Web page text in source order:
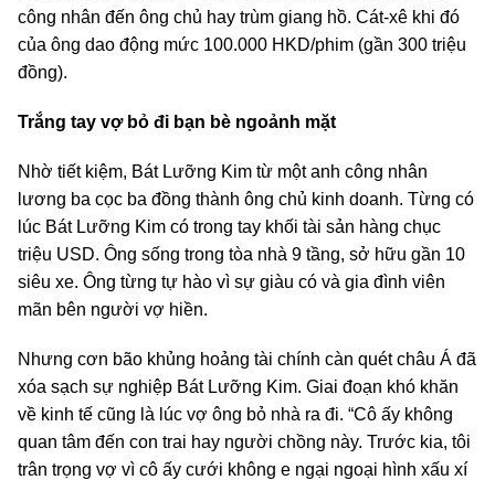
công nhân đến ông chủ hay trùm giang hồ. Cát-xê khi đó
của ông dao động mức 100.000 HKD/phim (gần 300 triệu
đồng).
Trắng tay vợ bỏ đi bạn bè ngoảnh mặt
Nhờ tiết kiệm, Bát Lưỡng Kim từ một anh công nhân
lương ba cọc ba đồng thành ông chủ kinh doanh. Từng có
lúc Bát Lưỡng Kim có trong tay khối tài sản hàng chục
triệu USD. Ông sống trong tòa nhà 9 tầng, sở hữu gần 10
siêu xe. Ông từng tự hào vì sự giàu có và gia đình viên
mãn bên người vợ hiền.
Nhưng cơn bão khủng hoảng tài chính càn quét châu Á đã
xóa sạch sự nghiệp Bát Lưỡng Kim. Giai đoạn khó khăn
về kinh tế cũng là lúc vợ ông bỏ nhà ra đi. “Cô ấy không
quan tâm đến con trai hay người chồng này. Trước kia, tôi
trân trọng vợ vì cô ấy cưới không e ngại ngoại hình xấu xí